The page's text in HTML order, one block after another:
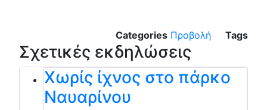
Categories Προβολή Tags
Σχετικές εκδηλώσεις
Χωρίς ίχνος στο πάρκο
Ναυαρίνου